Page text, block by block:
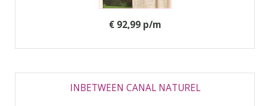
€ 92,99 p/m
INBETWEEN CANAL NATUREL